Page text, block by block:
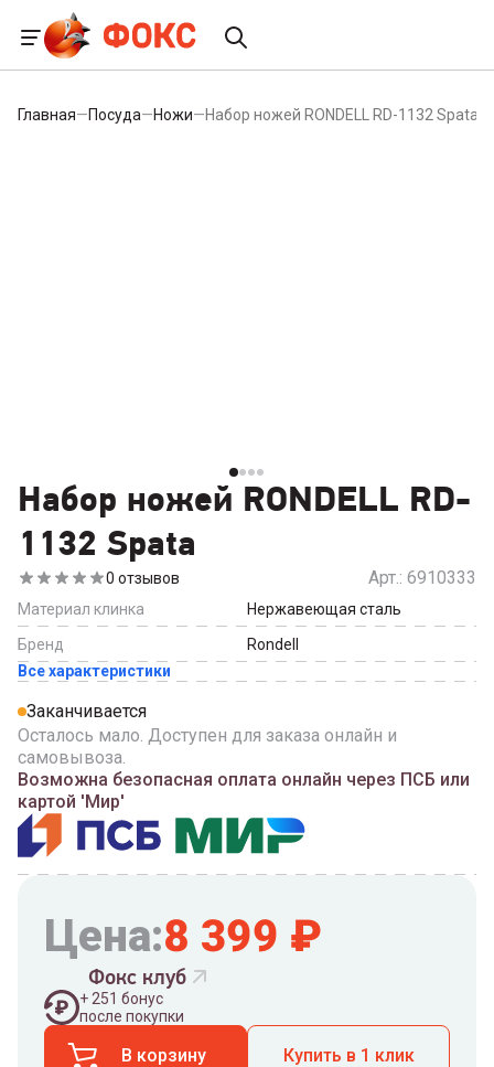
Главная—Посуда—Ножи—Набор ножей RONDELL RD-1132 Spata
Набор ножей RONDELL RD-
1132 Spata
0 отзывов Арт.: 6910333
Материал клинка
Нержавеющая сталь
Бренд
Rondell
Все характеристики
Заканчивается
Осталось мало. Доступен для заказа онлайн и
самовывоза.
Возможна безопасная оплата онлайн через ПСБ или
картой 'Мир'
Цена:8 399 ₽
Фокс клуб
+ 251 бонус
после покупки
В корзину Купить в 1 клик